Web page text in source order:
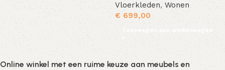
Vloerkleden,Wonen
€699,00
Toevoegen aan winkelwagen
Online winkel met een ruime keuze aan meubels en